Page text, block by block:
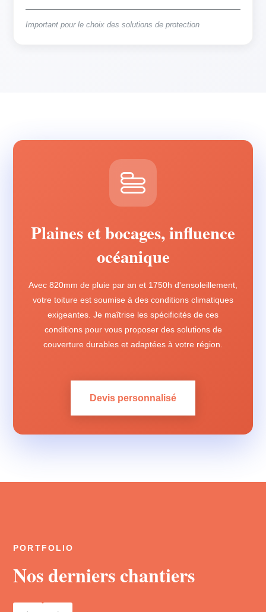
Important pour le choix des solutions de protection
Plaines et bocages, influence
océanique
Avec 820mm de pluie par an et 1750h d'ensoleillement,
votre toiture est soumise à des conditions climatiques
exigeantes. Je maîtrise les spécificités de ces
conditions pour vous proposer des solutions de
couverture durables et adaptées à votre région.
Devis personnalisé
PORTFOLIO
Nos derniers chantiers